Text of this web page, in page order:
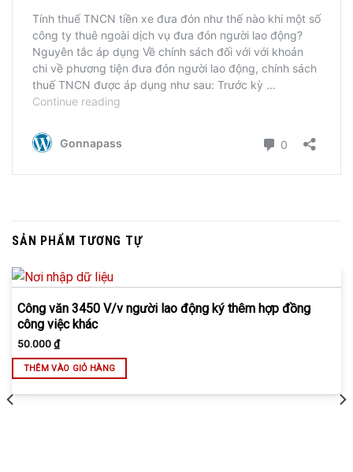
SẢN PHẨM TƯƠNG TỰ
Công văn 3450 V/v người lao động ký thêm hợp đồng
công việc khác
50.000₫
THÊM VÀO GIỎ HÀNG